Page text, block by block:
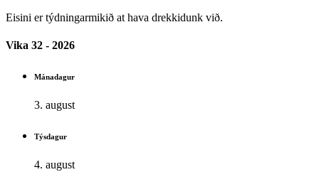
Eisini er týdningarmikið at hava drekkidunk við.
Vika 32 - 2026
Mánadagur
3. august
Týsdagur
4. august